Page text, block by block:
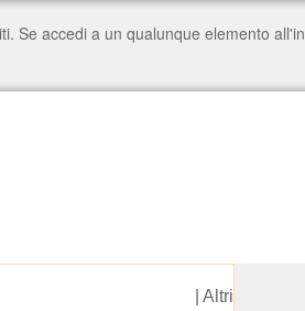
Altri